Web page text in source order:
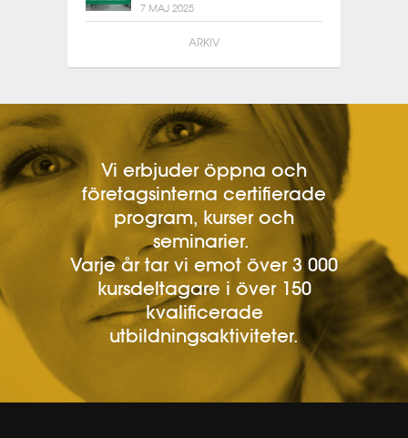
7 MAJ 2025
ARKIV
Vi erbjuder öppna och
företagsinterna certifierade
program, kurser och
seminarier.
Varje år tar vi emot över 3 000
kursdeltagare i över 150
kvalificerade
utbildningsaktiviteter.